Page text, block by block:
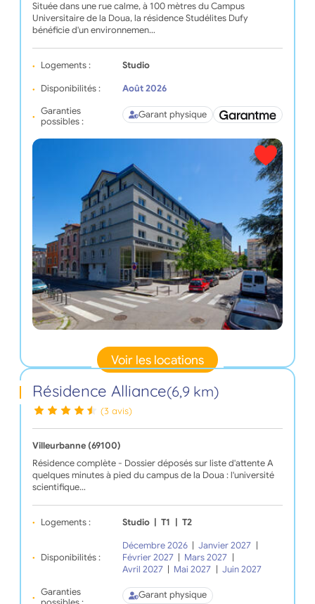
Située dans une rue calme, à 100 mètres du Campus
Universitaire de la Doua, la résidence Studélites Dufy
bénéficie d'un environnemen…
Logements : Studio
Disponibilités :
Août 2026
Garanties
possibles :
Garant physique
Voir les locations
Résidence Alliance(6,9 km)
(3 avis)
Villeurbanne (69100)
Résidence complète - Dossier déposés sur liste d'attente A
quelques minutes à pied du campus de la Doua : l'université
scientifique…
Logements : Studio T1 T2
Disponibilités :
Décembre 2026 Janvier 2027
Février 2027
Mars 2027
Avril 2027
Mai 2027
Juin 2027
Garanties
Garant physique